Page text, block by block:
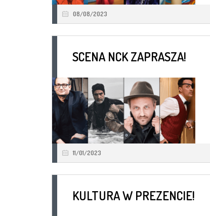
08/08/2023
SCENA NCK ZAPRASZA!
11/01/2023
KULTURA W PREZENCIE!